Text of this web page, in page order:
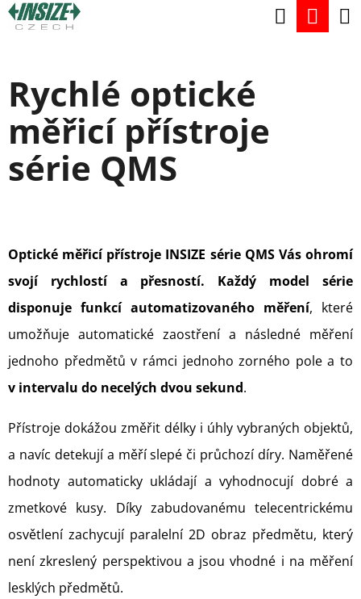
Přejít
Hledat
Rychlé optické
měřicí přístroje
série QMS
Optické měřicí přístroje INSIZE série QMS Vás ohromí
svojí rychlostí a přesností.
Každý model série
disponuje funkcí automatizovaného měření, které
umožňuje automatické zaostření a následné měření
jednoho předmětů v rámci jednoho zorného pole a to
v intervalu do necelých dvou sekund.
Přístroje dokážou změřit délky i úhly vybraných objektů,
a navíc detekují a měří slepé či průchozí díry. Naměřené
hodnoty automaticky ukládají a vyhodnocují dobré a
zmetkové kusy. Díky zabudovanému telecentrickému
osvětlení zachycují paralelní 2D obraz předmětu, který
není zkreslený perspektivou a jsou vhodné i na měření
lesklých předmětů.
K
O
K
C
O
P
O
E
B
U
J
E
T
E
N
A
J
Í
T
?